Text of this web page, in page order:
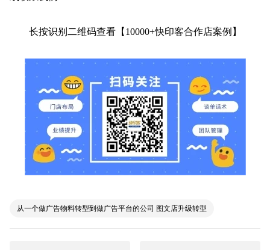
长按识别二维码查看【 10000+快印客合作店案例】
从一个做广告物料转型到做广告平台的公司 图文店升级转型